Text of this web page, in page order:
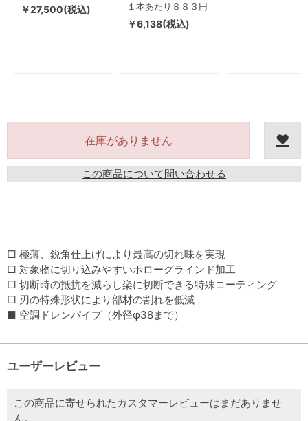
￥27,500(税込)
１本あたり８８３円
￥6,138(税込)
在庫がありません
この商品について問い合わせる
□ 極薄、鋭角仕上げにより最高の切れ味を実現
□ 対象物に切り込みやすいホローグラインド加工
□ 切断時の抵抗を減らし楽に切断できる特殊コーティング
□ 刃の特殊形状により部材の割れを低減
■ 空調ドレンパイプ（外径φ38まで）
ユーザーレビュー
この商品に寄せられたカスタマーレビューはまだありませ
ん。